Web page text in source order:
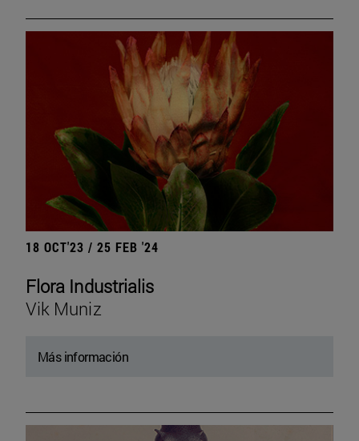
18 OCT'23 / 25 FEB '24
Flora Industrialis
Vik Muniz
Más información